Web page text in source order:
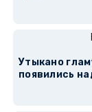
Утыкано
появились